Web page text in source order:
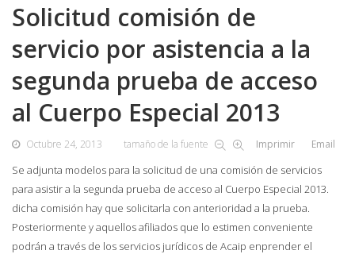
Solicitud comisión de
servicio por asistencia a la
segunda prueba de acceso
al Cuerpo Especial 2013
Octubre 24, 2013 tamaño de la fuente Imprimir Email
Se adjunta modelos para la solicitud de una comisión de servicios
para asistir a la segunda prueba de acceso al Cuerpo Especial 2013.
dicha comisión hay que solicitarla con anterioridad a la prueba.
Posteriormente y aquellos afiliados que lo estimen conveniente
podrán a través de los servicios jurídicos de Acaip enprender el